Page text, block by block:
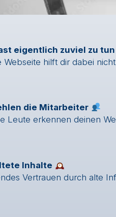
eigentlich zuviel zu tun
Webseite hilft dir dabei
die Mitarbeiter
Leute erkennen deinen
Inhalte
Vertrauen durch alte